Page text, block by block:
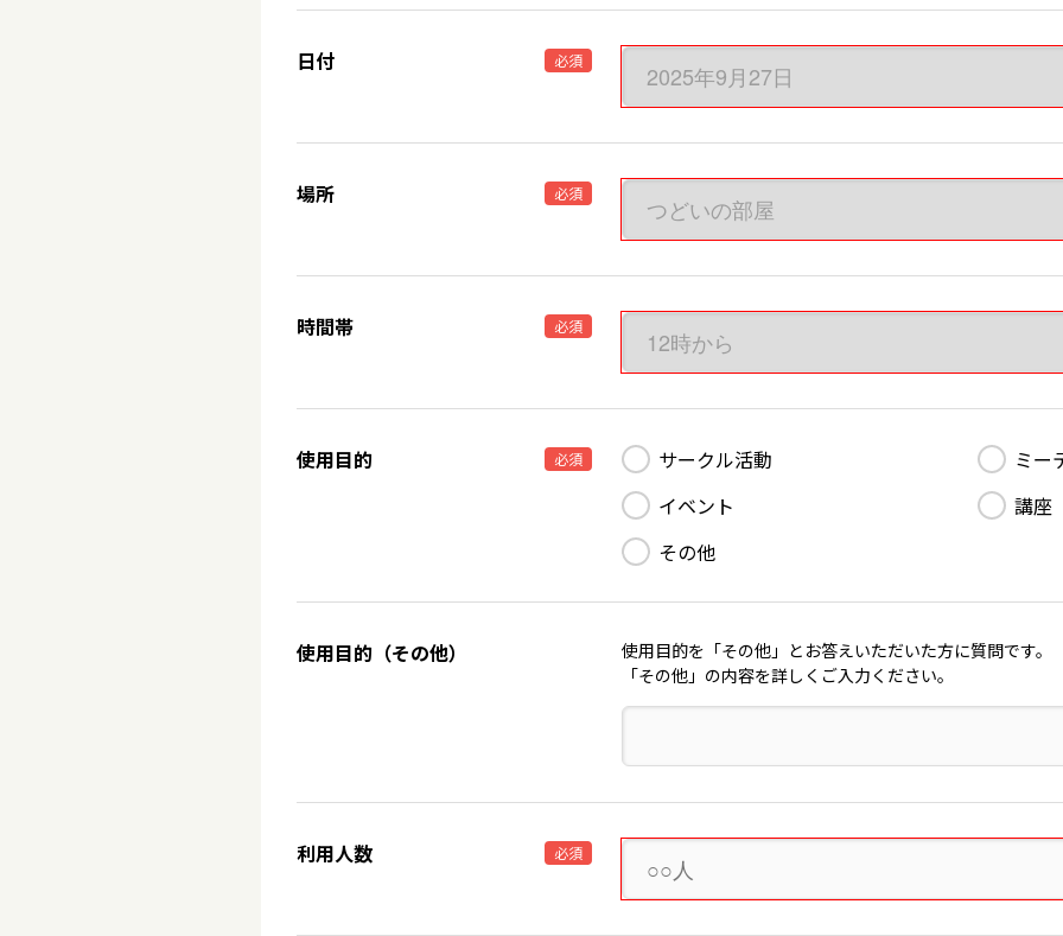
日付 必須
場所 必須
時間帯 必須
使用目的 必須 サークル活動
ミー
イベント
講座
その他
使用目的（その他）
使用目的を「その他」とお答えいただいた方に質問です。
「その他」の内容を詳しくご入力ください。
利用人数 必須